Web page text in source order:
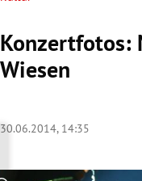
Konzertfotos:
Wiesen
30.06.2014, 14:35